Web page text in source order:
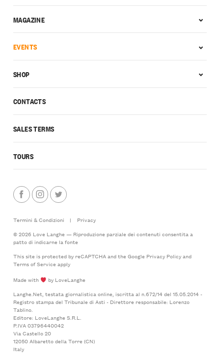
CONTACTS
SALES TERMS
TOURS
MAGAZINE
EVENTS
SHOP
Termini & Condizioni |
Privacy
© 2026 Love Langhe — Riproduzione parziale dei contenuti consentita a
patto di indicarne la fonte
This site is protected by reCAPTCHA and the Google Privacy Policyand
Terms of Serviceapply
Made with
by LoveLanghe
Langhe.Net, testata giornalistica online, iscritta al n.672/14 del 15.05.2014 -
Registro stampa del Tribunale di Asti - Direttore responsabile: Lorenzo
Tablino.
Editore: LoveLanghe S.R.L.
P.IVA 03796440042
Via Castello 20
12050 Albaretto della Torre (CN)
Italy